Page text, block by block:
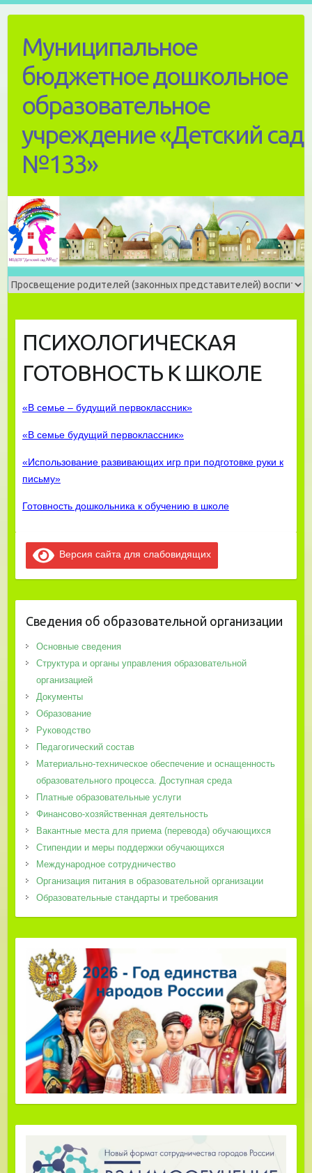
contentМуниципальное
бюджетное дошкольное
образовательное
учреждение «Детский сад
№133»
ПСИХОЛОГИЧЕСКАЯ
ГОТОВНОСТЬ К ШКОЛЕ
«В семье – будущий первоклассник»
«В семье будущий первоклассник»
«Использование развивающих игр при подготовке руки к
письму»
Готовность дошкольника к обучению в школе
Версия сайта для слабовидящих
Сведения об образовательной организации
Основные сведения
Структура и органы управления образовательной
организацией
Документы
Образование
Руководство
Педагогический состав
Материально-техническое обеспечение и оснащенность
образовательного процесса. Доступная среда
Платные образовательные услуги
Финансово-хозяйственная деятельность
Вакантные места для приема (перевода) обучающихся
Стипендии и меры поддержки обучающихся
Международное сотрудничество
Организация питания в образовательной организации
Образовательные стандарты и требования